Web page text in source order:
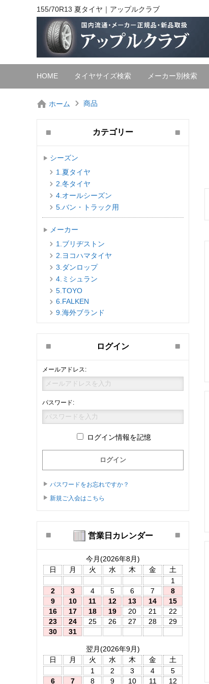
155/70R13 夏タイヤ｜アップルクラブ
HOME タイヤサイズ検索 メーカー別検索
ホーム 商品
カテゴリー
シーズン
1.夏タイヤ
2.冬タイヤ
4.オールシーズン
5.バン・トラック用
メーカー
1.ブリヂストン
2.ヨコハマタイヤ
3.ダンロップ
4.ミシュラン
5.TOYO
6.FALKEN
9.海外ブランド
ログイン
メールアドレス:
パスワード:
ログイン情報を記憶
パスワードをお忘れですか？
新規ご入会はこちら
営業日カレンダー
今月(2026年8月)
日
月 火 水 木 金
土
1
2
3 4 5 6 7
8
9
10 11 12 13 14
15
16
17 18 19 20 21
22
23
24 25 26 27 28
29
30
31
翌月(2026年9月)
日
月 火 水 木 金
土
1
2 3 4
5
6
7 8 9 10 11 12